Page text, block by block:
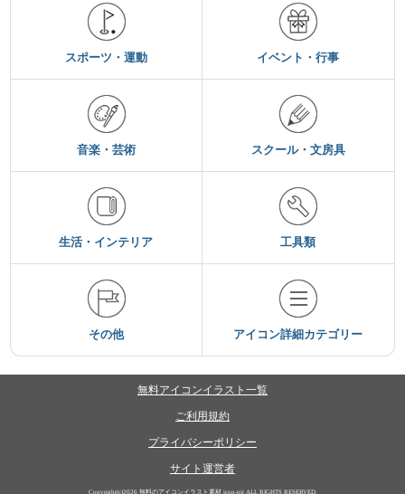
スポーツ・運動 イベント・行事
音楽・芸術 スクール・文房具
生活・インテリア 工具類
その他 アイコン詳細カテゴリー
無料アイコンイラスト一覧
ご利用規約
プライバシーポリシー
サイト運営者
Copyright(c)2026 無料のアイコンイラスト素材 icon-pitALL RIGHTS RESERVED.